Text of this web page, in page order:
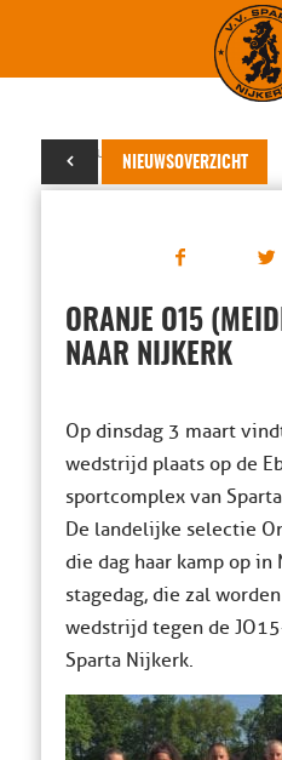
NIEUWSOVERZICHT
14 februari 2020
ORANJE O15
NAAR NIJKERK
Op dinsdag 3 maart
wedstrijd plaats op de
sportcomplex van
De landelijke selectie
die dag haar kamp op
stagedag, die zal
wedstrijd tegen de
Sparta Nijkerk.